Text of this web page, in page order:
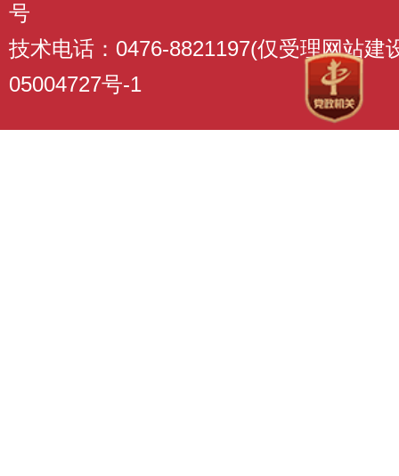
号
技术电话：0476-8821197(仅受理网站建
05004727号-1